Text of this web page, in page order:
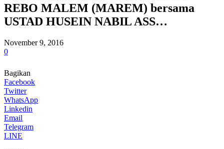
REBO MALEM (MAREM) bersama
USTAD HUSEIN NABIL ASS…
November 9, 2016
0
Bagikan
Facebook
Twitter
WhatsApp
Linkedin
Email
Telegram
LINE